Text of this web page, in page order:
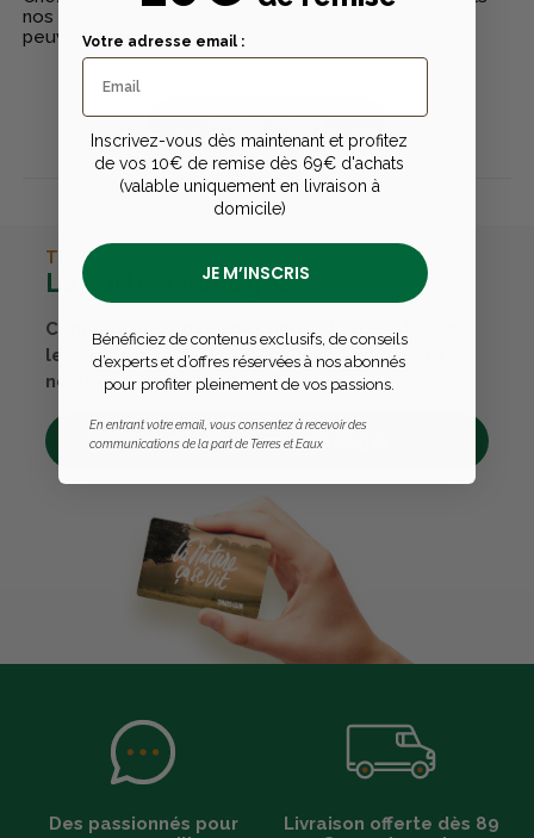
nos clients ayant réellement acheté nos produits
peuvent laisser un avis
Publier un avis
TERRES & EAUX
La carte avantages
Cumulez des points passions et convertissez-
les en bons cadeaux. Bénéficiez également de
nombreux autres avantages.
Découvrez tous ses avantages
Des passionnés pour
Livraison offerte dès 89
Votre adresse email :
Inscrivez-vous dès maintenant et profitez
de vos 10€ de remise dès 69€ d'achats
(valable uniquement en livraison à
domicile)
JE M’INSCRIS
Bénéficiez de contenus exclusifs, de conseils
d’experts et d’offres réservées à nos abonnés
pour profiter pleinement de vos passions.
En entrant votre email, vous consentez à recevoir des
communications de la part de Terres et Eaux